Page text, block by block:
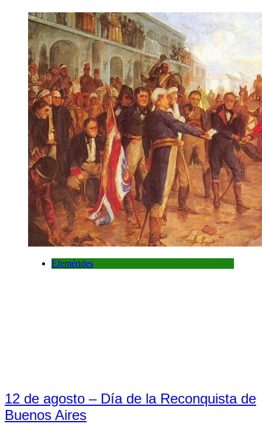
Efemérides
12 de agosto – Día de la Reconquista de
Buenos Aires